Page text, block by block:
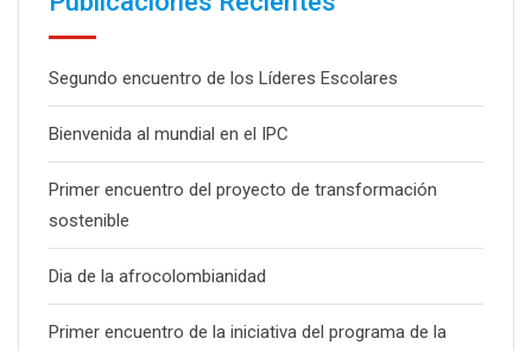
Segundo encuentro de los Líderes Escolares
Bienvenida al mundial en el IPC
Primer encuentro del proyecto de transformación
sostenible
Dia de la afrocolombianidad
Primer encuentro de la iniciativa del programa de la